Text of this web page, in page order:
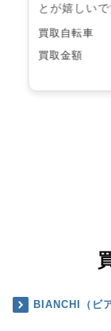
とが嬉しいで
買取自転車
買取金額
BIANCHI（ビ